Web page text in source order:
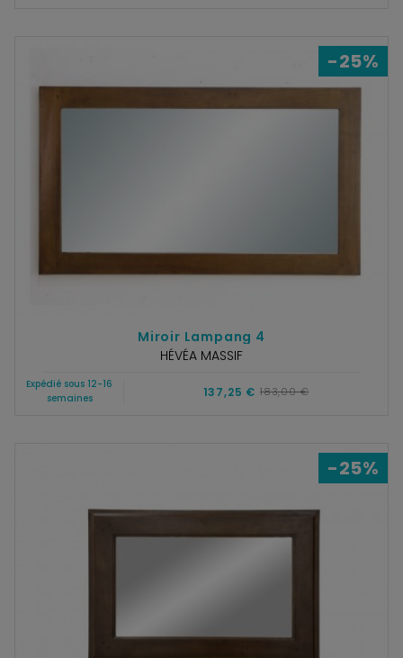
-25%
Miroir Lampang 4
HÉVÉA MASSIF
Expédié sous 12-16
semaines
137,25 € 183,00 €
-25%